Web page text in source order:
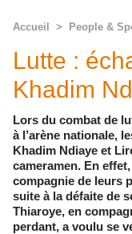
Accueil > People &
Lutte :
Khadim
Lors du combat de
à l’arène nationale,
Khadim Ndiaye et
cameramen. En
compagnie de leurs
suite à la défaite de
Thiaroye, en
perdant, a voulu se